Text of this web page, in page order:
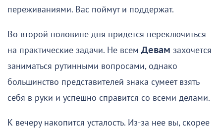
переживаниями. Вас поймут и поддержат.
Во второй половине дня придется переключиться
на практические задачи. Не всем Девам захочется
заниматься рутинными вопросами, однако
большинство представителей знака сумеет взять
себя в руки и успешно справится со всеми делами.
К вечеру накопится усталость. Из-за нее вы, скорее